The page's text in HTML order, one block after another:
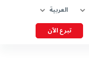
العربية
تبرع الآن